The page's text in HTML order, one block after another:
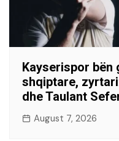
Kayserispor
shqiptare,
dhe Taulant
August 7, 2026